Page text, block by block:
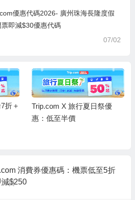
優惠代碼2026- 廣州珠海長隆度假
票即減$30優惠代碼
07/02
折＋
Trip.com X 旅行夏日祭優
惠：低至半價
消費券優惠碼：機票低至5折
$250
日